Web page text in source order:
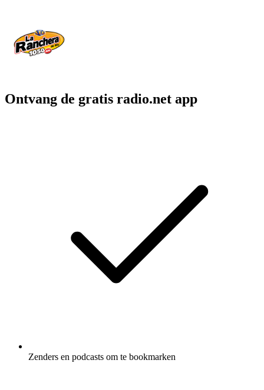
Ontvang de gratis radio.net app
Zenders en podcasts om te bookmarken